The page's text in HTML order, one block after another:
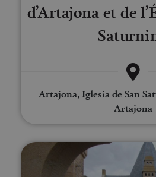
d’Artajona et de
Artajona, Iglesia de San
Artajona